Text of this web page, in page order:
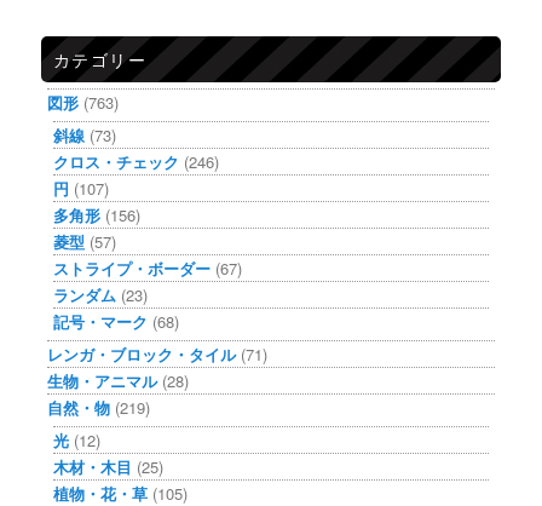
カテゴリー
図形 (763)
斜線 (73)
クロス・チェック (246)
円 (107)
多角形 (156)
菱型 (57)
ストライプ・ボーダー (67)
ランダム (23)
記号・マーク (68)
レンガ・ブロック・タイル(71)
生物・アニマル(28)
自然・物 (219)
光 (12)
木材・木目 (25)
植物・花・草 (105)